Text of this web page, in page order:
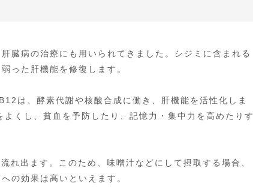
臓病の治療にも用いられてきました。シジミに含まれる
った肝機能を修復します。
は、酵素代謝や核酸合成に働き、肝機能を活性化しま
くし、貧血を予防したり、記憶力・集中力を高めたりす
出ます。このため、味噌汁などにして摂取する場合、
の効果は高いといえます。